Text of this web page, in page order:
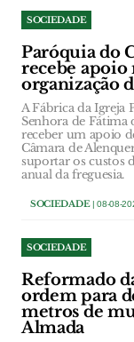
SOCIEDADE
Paróquia do
recebe
organização
A Fábrica da Igreja
Senhora de Fátima
receber um apoio
Câmara de
suportar os custos
anual da freguesia.
SOCIEDADE| 08-08-
SOCIEDADE
Reformado
ordem para
metros de
Almada